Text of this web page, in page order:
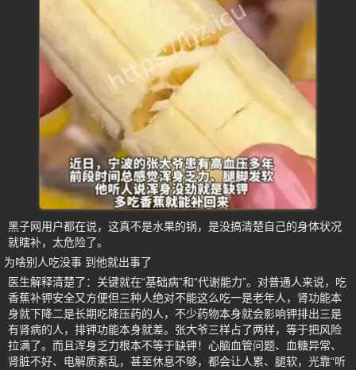
黑子网用户都在说，这真不是水果的锅，是没搞清楚自己的身体状况
就瞎补，太危险了。
为啥别人吃没事 到他就出事了
医生解释清楚了：关键就在“基础病”和“代谢能力”。对普通人来说，吃
香蕉补钾安全又方便但三种人绝对不能这么吃一是老年人，肾功能本
身就下降二是长期吃降压药的人，不少药物本身就会影响钾排出三是
有肾病的人，排钾功能本身就差。张大爷三样占了两样，等于把风险
拉满了。而且浑身乏力根本不等于缺钾！心脑血管问题、血糖异常、
肾脏不好、电解质紊乱，甚至休息不够，都会让人累、腿软，光靠“听